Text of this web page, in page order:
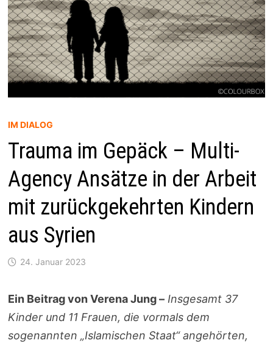
IM DIALOG
Trauma im Gepäck – Multi-
Agency Ansätze in der Arbeit
mit zurückgekehrten Kindern
aus Syrien
24. Januar 2023
Ein Beitrag von Verena Jung –Insgesamt 37
Kinder und 11 Frauen, die vormals dem
sogenannten „Islamischen Staat“ angehörten,